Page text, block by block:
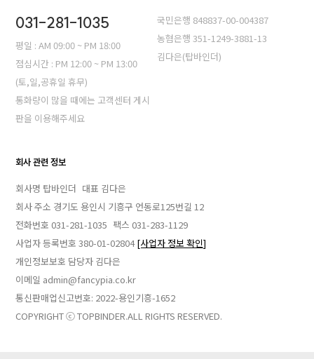
031-281-1035
평일 : AM 09:00 ~ PM 18:00
점심시간 : PM 12:00 ~ PM 13:00
(토,일,공휴일 휴무)
통화량이 많을 때에는 고객센터 게시
판을 이용해주세요
국민은행 848837-00-004387
농혐은행 351-1249-3881-13
김다은(탑바인더)
회사 관련 정보
회사명 탑바인더 대표 김다은
회사 주소 경기도 용인시 기흥구 언동로125번길 12
전화번호 031-281-1035 팩스 031-283-1129
사업자 등록번호 380-01-02804[사업자 정보 확인]
개인정보보호 담당자 김다은
이메일 admin@fancypia.co.kr
통신판매업신고번호: 2022-용인기흥-1652
COPYRIGHT ⓒ TOPBINDER.ALL RIGHTS RESERVED.